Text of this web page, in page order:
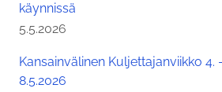
käynnissä
Julkaistu:
5.5.2026
Kansainvälinen Kuljettajanviikko 4. -
8.5.2026